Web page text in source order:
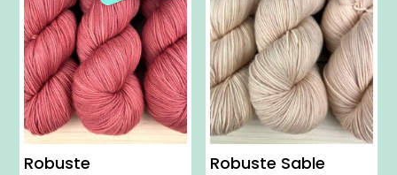
Robuste
Robuste Sable